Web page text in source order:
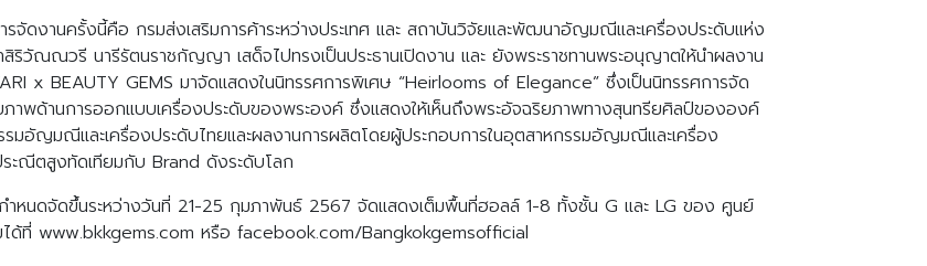
ดงานครั้งนี้คือ กรมส่งเสริมการค้าระหว่างประเทศ และ สถาบันวิจัยและพัฒนาอัญมณีและเครื่องประดับแห่ง
ริวัณณวรี นารีรัตนราชกัญญา เสด็จไปทรงเป็นประธานเปิดงาน และ ยังพระราชทานพระอนุญาตให้นำผลงาน
x BEAUTY GEMS มาจัดแสดงในนิทรรศการพิเศษ “Heirlooms of Elegance” ซึ่งเป็นนิทรรศการจัด
าพด้านการออกแบบเครื่องประดับของพระองค์ ซึ่งแสดงให้เห็นถึงพระอัจฉริยภาพทางสุนทรียศิลป์ขององค์
มอัญมณีและเครื่องประดับไทยและผลงานการผลิตโดยผู้ประกอบการในอุตสาหกรรมอัญมณีและเครื่อง
ะณีตสูงทัดเทียมกับ Brand ดังระดับโลก
นดจัดขึ้นระหว่างวันที่ 21-25 กุมภาพันธ์ 2567 จัดแสดงเต็มพื้นที่ฮอลล์ 1-8 ทั้งชั้น G และ LG ของ ศูนย์
ได้ที่ www.bkkgems.com หรือ facebook.com/Bangkokgemsofficial